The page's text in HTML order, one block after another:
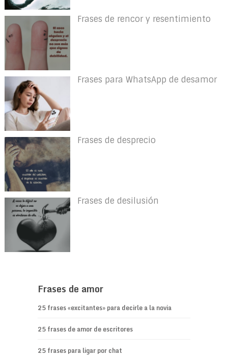
Frases de rencor y resentimiento
Frases para WhatsApp de desamor
Frases de desprecio
Frases de desilusión
Frases de amor
25 frases «excitantes» para decirle a la novia
25 frases de amor de escritores
25 frases para ligar por chat